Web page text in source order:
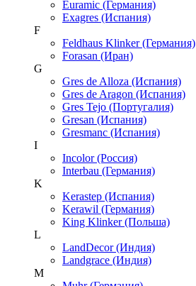
Euramic (Германия)
Exagres (Испания)
F
Feldhaus Klinker (Германия)
Forasan (Иран)
G
Gres de Alloza (Испания)
Gres de Aragon (Испания)
Gres Tejo (Португалия)
Gresan (Испания)
Gresmanc (Испания)
I
Incolor (Россия)
Interbau (Германия)
K
Kerastep (Испания)
Kerawil (Германия)
King Klinker (Польша)
L
LandDecor (Индия)
Landgrace (Индия)
M